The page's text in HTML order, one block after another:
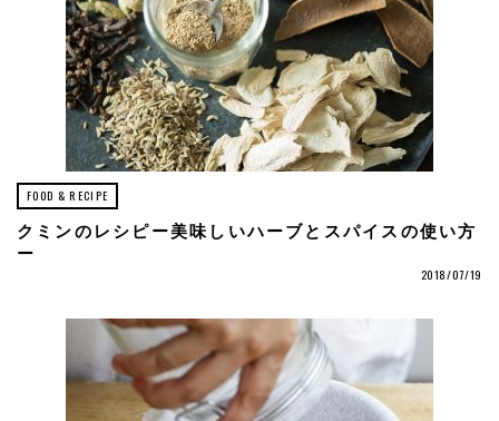
FOOD & RECIPE
クミンのレシピー美味しいハーブとスパイスの使い方
ー
2018/07/19